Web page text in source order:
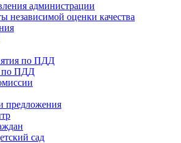
администрации
независимой оценки качества
по ПДД
по ПДД
предложения
сад